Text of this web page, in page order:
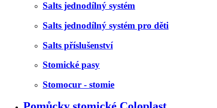
Salts jednodílný systém
Salts jednodílný systém pro děti
Salts příslušenství
Stomické pasy
Stomocur - stomie